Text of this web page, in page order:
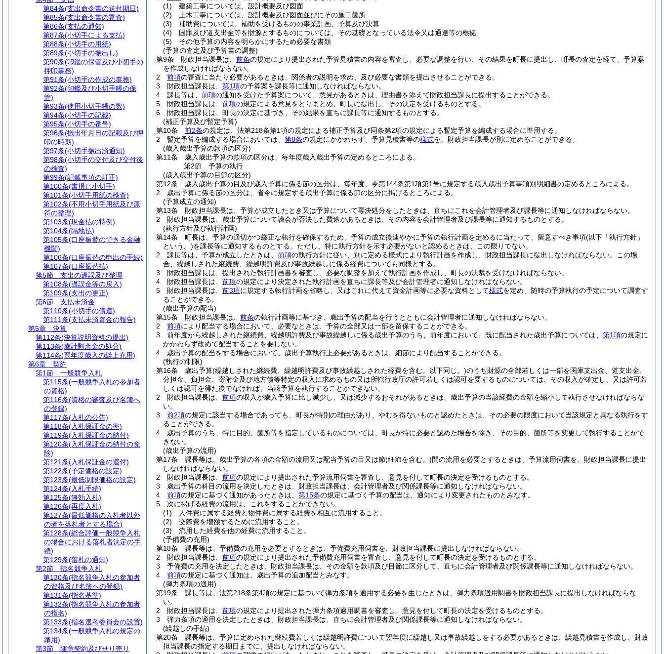
(1)
建築工事については、設計概要及び図面
(2)
土木工事については、設計概要及び図面並びにその施工箇所
(3)
補助費については、補助を受けるものの事業計画、予算及び決算
(4)
国庫及び道支出金等を財源とするものについては、その基礎となっている法令又は通達等の根拠
(5)
その他予算の内容を明らかにするため必要な書類
(予算の査定及び予算書の調整)
第9条
財政担当課長は、 前条の規定により提出された予算見積書の内容を審査し、必要な調整を行い、その結果を町長に提出し、町長の査定を経て、予算案
を作成しなければならない。
2
前項の審査に当たり必要があるときは、関係者の説明を求め、及び必要な書類を提出させることができる。
3
財政担当課長は、 第1項の予算案を課長等に通知しなければならない。
4
課長等は、 前項の通知を受けた予算案について、意見があるときは、理由書を添えて財政担当課長に提出することができる。
5
財政担当課長は、 前項の規定による意見をとりまとめ、町長に提出し、その決定を受けるものとする。
6
財政担当課長は、町長の決定に基づき、その結果を直ちに課長等に通知するものとする。
(補正予算及び暫定予算)
第10条
前2条の規定は、法第218条第1項の規定による補正予算及び同条第2項の規定による暫定予算を編成する場合に準用する。
2
暫定予算を編成する場合においては、 第8条の規定にかかわらず、予算見積書等の様式を、財政担当課長が別に定めることができる。
(歳入歳出予算の款項の区分)
第11条
歳入歳出予算の款項の区分は、毎年度歳入歳出予算の定めるところによる。
第2節
予算の執行
(歳入歳出予算の目節の区分)
第12条
歳入歳出予算の目及び歳入予算に係る節の区分は、毎年度、令第144条第1項第1号に規定する歳入歳出予算事項別明細書の定めるところによる。
2
歳出予算に係る節の区分は、省令に規定する歳出予算に係る節の区分に掲げるところによる。
(予算成立の通知)
第13条
財政担当課長は、予算が成立したとき又は予算について専決処分をしたときは、直ちにこれを会計管理者及び課長等に通知しなければならない。
2
財政担当課長は、歳出予算について議会が否決した費途があるときは、その内容を会計管理者及び課長等に通知するものとする。
(執行方針及び執行計画)
第14条
町長は、予算の適切かつ厳正な執行を確保するため、予算の成立後速やかに予算の執行計画を定めるに当たって、留意すべき事項(以下「執行方針」
という。)を課長等に通知するものとする。 ただし、特に執行方針を示す必要がないと認めるときは、この限りでない。
2
課長等は、予算が成立したときは、 前項の執行方針に従い、別に定める様式により執行計画を作成し、財政担当課長に提出しなければならない。
この場
合、繰越しされた継続費、繰越明許費及び事故繰越しに係る経費についても同様とする。
3
財政担当課長は、提出された執行計画書を審査し、必要な調整を加えて執行計画を作成し、町長の決裁を受けなければならない。
4
財政担当課長は、 前項の規定により決定された執行計画を直ちに課長等及び会計管理者に通知しなければならない。
5
財政担当課長は、 前3項に規定する執行計画を省略し、又はこれに代えて資金計画等に必要な資料として様式を定め、随時の予算執行の予定について調査す
ることができる。
(歳出予算の配当)
第15条
財政担当課長は、 前条の執行計画等に基づき、歳出予算の配当を行うとともに会計管理者に通知しなければならない。
2
前項により配当する場合において、必要なときは、予算の全部又は一部を留保することができる。
3
前年度から繰越しされた継続費、繰越明許費及び事故繰越しに係る歳出予算のうち、前年度において、既に配当された歳出予算については、 第1項の規定に
かかわらず改めて配当することを要しない。
4
歳出予算の配当をする場合において、歳出予算執行上必要があるときは、細節により配当することができる。
(執行の制限)
第16条
歳出予算(繰越しされた継続費、繰越明許費及び事故繰越しされた経費を含む。以下同じ。)のうち財源の全部若しくは一部を国庫支出金、道支出金、
分担金、負担金、寄附金及び地方債等特定の収入に求めるもの又は所轄行政庁の許可若しくは認可を要するものについては、その収入が確定し、又は許可若
しくは認可を得た後でなければ、当該予算を執行することができない。
2
財政担当課長は、 前項の収入が歳入予算に比し減少し、又は減少するおそれがあるときは、歳出予算の当該経費の金額を縮小して執行させなければならな
い。
3
前2項の規定に該当する場合であっても、町長が特別の理由があり、やむを得ないものと認めたときは、その必要の限度において当該規定と異なる執行をす
ることができる。
4
歳出予算のうち、特に目的、箇所等を指定しているものについては、町長が特に必要と認めた場合を除き、その目的、箇所等を変更して執行することがで
きない。
(歳出予算の流用)
第17条
課長等は、歳出予算の各項の金額の流用又は配当予算の目又は節(細節を含む。)間の流用を必要とするときは、予算流用伺書を、財政担当課長に提出
しなければならない。
2
財政担当課長は、 前項の規定により提出された予算流用伺書を審査し、意見を付して町長の決定を受けるものとする。
3
歳出予算の科目の流用を決定したときは、財政担当課長は、会計管理者及び関係課長等に通知しなければならない。
4
前項の規定に基づく通知があったときは、 第15条の規定に基づく予算の配当は、通知により変更されたものとみなす。
5
次に掲げる経費の流用は、これをすることができない。
(1)
人件費に属する経費と物件費に属する経費を相互に流用すること。
(2)
交際費を増額するために流用すること。
(3)
流用した経費を他の経費に流用すること。
(予備費の充用)
第18条
課長等は、予備費の充用を必要とするときは、予備費充用伺書を、財政担当課長に提出しなければならない。
2
財政担当課長は、 前項の規定により提出された予備費充用伺書を審査し、意見を付して町長の決定を受けるものとする。
3
予備費の充用を決定したときは、財政担当課長は、その金額を款項及び目節に区分して、直ちに会計管理者及び関係課長等に通知しなければならない。
4
前項の規定に基づく通知は、歳出予算の追加配当とみなす。
(弾力条項の適用)
第19条
課長等は、法第218条第4項の規定に基づいて弾力条項を適用する必要を生じたときは、弾力条項適用調書を財政担当課長に提出しなければならな
い。
2
財政担当課長は、 前項の規定により提出された弾力条項適用調書を審査し、意見を付して町長の決定を受けるものとする。
3
弾力条項の適用を決定したときは、財政担当課長は、直ちに会計管理者及び関係課長等に通知しなければならない。
(繰越しの手続)
第20条
課長等は、予算に定められた継続費若しくは繰越明許費について翌年度に繰越し又は事故繰越しをする必要があるときは、繰越見積書を作成し、財政
担当課長の指定する期日までに、提出しなければならない。
第84条(支出命令書の送付期日)
第85条(支出命令書の審査)
第86条(支払の通知)
第87条(小切手による支払)
第88条(小切手の用紙)
第89条(小切手の振出し)
第90条(印鑑の保管及び小切手の
押印事務)
第91条(小切手の作成の事務)
第92条(印鑑及び小切手帳の保
管)
第93条(使用小切手帳の数)
第94条(小切手の記載)
第95条(小切手の番号)
第96条(振出年月日の記載及び押
印の時期)
第97条(小切手振出済通知)
第98条(小切手の交付及び交付後
の検査)
第99条(記載事項の訂正)
第100条(書損じ小切手)
第101条(小切手用紙の検査)
第102条(不用小切手用紙及び原
符の整理)
第103条(現金払の特例)
第104条(隔地払)
第105条(口座振替のできる金融
機関)
第106条(口座振替の申出の手続)
第107条(口座振替払)
第5節
支出の過誤及び整理
第108条(過誤金等の戻入)
第109条(支出の更正)
第6節
支払未済金
第110条(小切手の償還)
第111条(支払未済資金の報告)
第5章
決算
第112条(決算説明資料の提出)
第113条(歳計剰余金の処分)
第114条(翌年度歳入の繰上充用)
第6章
契約
第1節
一般競争入札
第115条(一般競争入札の参加者
の資格)
第116条(資格の審査及び名簿へ
の登録)
第117条(入札の公告)
第118条(入札保証金の率)
第119条(入札保証金の納付)
第120条(入札保証金の納付の免
除)
第121条(入札保証金の還付)
第122条(予定価格の設定)
第123条(最低制限価格の設定)
第124条(入札手続)
第125条(無効入札)
第126条(再度入札)
第127条(最低価格の入札者以外
の者を落札者とする場合)
第128条(総合評価一般競争入札
の場合における落札者決定の手
続)
第129条(落札の通知)
第2節
指名競争入札
第130条(指名競争入札の参加者
の資格及び名簿への登録)
第131条(指名基準)
第132条(指名競争入札の参加者
の指名)
第133条(指名選考委員会の設置)
第134条(一般競争入札の規定の
準用)
第3節
随意契約及びせり売り